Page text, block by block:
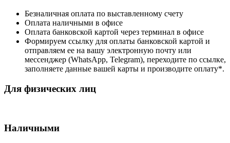
Безналичная оплата по выставленному счету
Оплата наличными в офисе
Оплата банковской картой через терминал в офисе
Формируем ссылку для оплаты банковской картой и
отправляем ее на вашу электронную почту или
мессенджер (WhatsApp, Telegram), переходите по ссылке,
заполняете данные вашей карты и производите оплату*.
Для физических лиц
Наличными